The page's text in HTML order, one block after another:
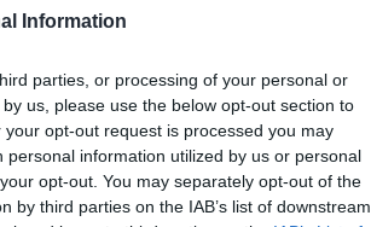
Information
parties, or processing of your personal or
us, please use the below opt-out section to
opt-out request is processed you may
information utilized by us or personal
opt-out. You may separately opt-out of the
by third parties on the IAB’s list of downstream
vált
ehhez
gyereke.